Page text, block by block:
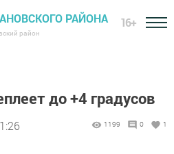
РАЙОНА
район
16+
до +4 градусов
1199 0 1